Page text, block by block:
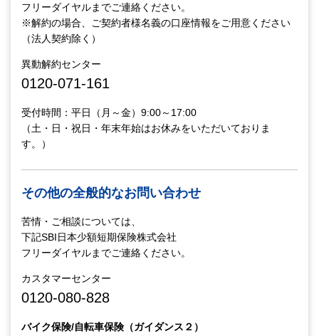
フリーダイヤルまでご連絡ください。
※解約の場合、ご契約者様名義の口座情報をご用意ください
（法人契約除く）
異動解約センター
0120-071-161
受付時間：平日（月～金）9:00～17:00
（土・日・祝日・年末年始はお休みをいただいておりま
す。）
その他の全般的なお問い合わせ
苦情・ご相談については、
下記SBI日本少額短期保険株式会社
フリーダイヤルまでご連絡ください。
カスタマーセンター
0120-080-828
バイク保険/自転車保険（ガイダンス２）